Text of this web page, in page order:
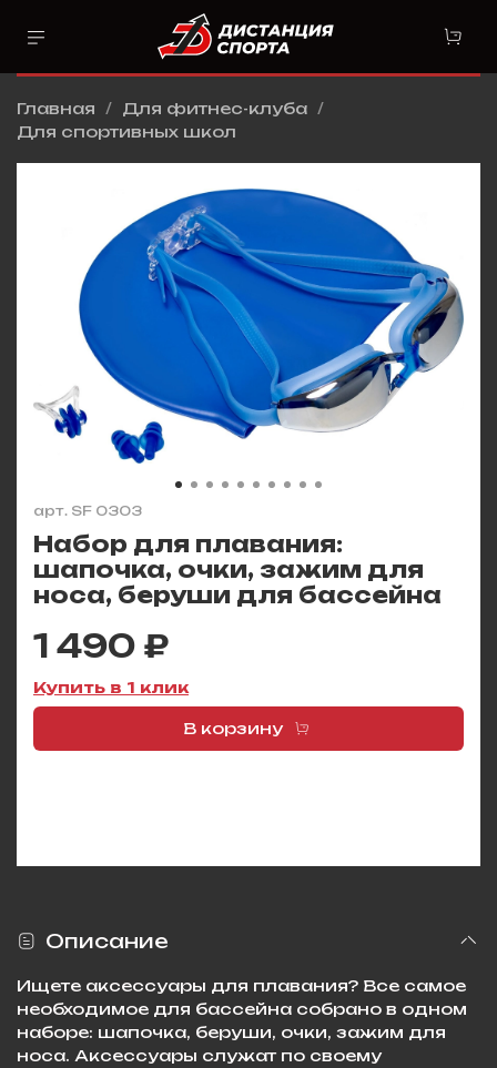
Главная
Для фитнес-клуба
Для спортивных школ
арт. SF 0303
Набор для плавания:
шапочка, очки, зажим для
носа, беруши для бассейна
1 490 ₽
Купить в 1 клик
В корзину
Описание
Ищете аксессуары для плавания? Все самое
необходимое для бассейна собрано в одном
наборе: шапочка, беруши, очки, зажим для
носа. Аксессуары служат по своему